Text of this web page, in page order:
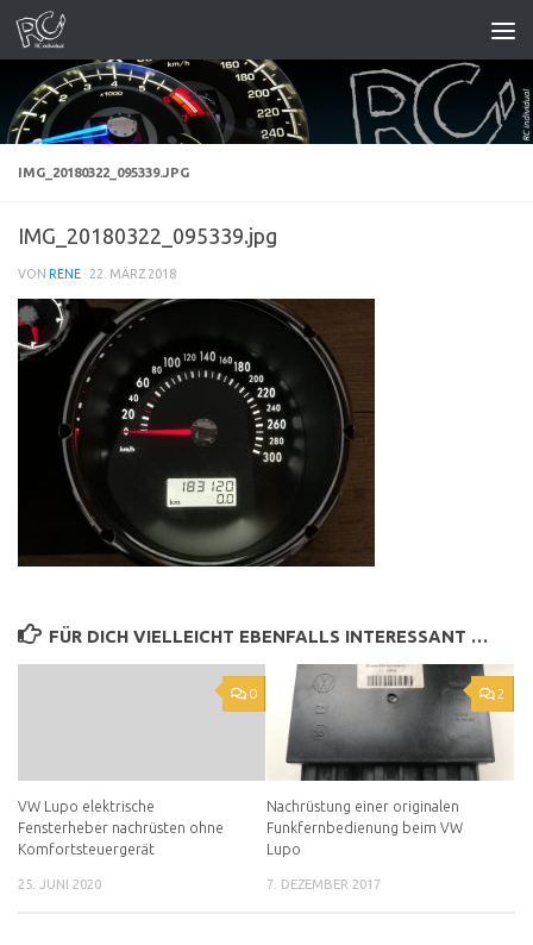
Zum Inhalt springen
IMG_20180322_095339.JPG
IMG_20180322_095339.jpg
VON RENE · 22. MÄRZ 2018
FÜR DICH VIELLEICHT EBENFALLS INTERESSANT …
0
VW Lupo elektrische
Fensterheber nachrüsten ohne
Komfortsteuergerät
25. JUNI 2020
2
Nachrüstung einer originalen
Funkfernbedienung beim VW
Lupo
7. DEZEMBER 2017